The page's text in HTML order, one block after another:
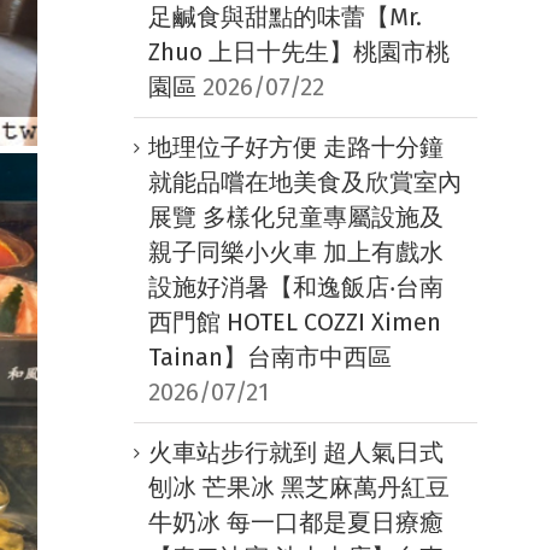
足鹹食與甜點的味蕾【Mr.
Zhuo 上日十先生】桃園市桃
園區 2026/07/22
地理位子好方便 走路十分鐘
就能品嚐在地美食及欣賞室內
展覽 多樣化兒童專屬設施及
親子同樂小火車 加上有戲水
設施好消暑【和逸飯店‧台南
西門館 HOTEL COZZI Ximen
Tainan】台南市中西區
2026/07/21
火車站步行就到 超人氣日式
刨冰 芒果冰 黑芝麻萬丹紅豆
牛奶冰 每一口都是夏日療癒